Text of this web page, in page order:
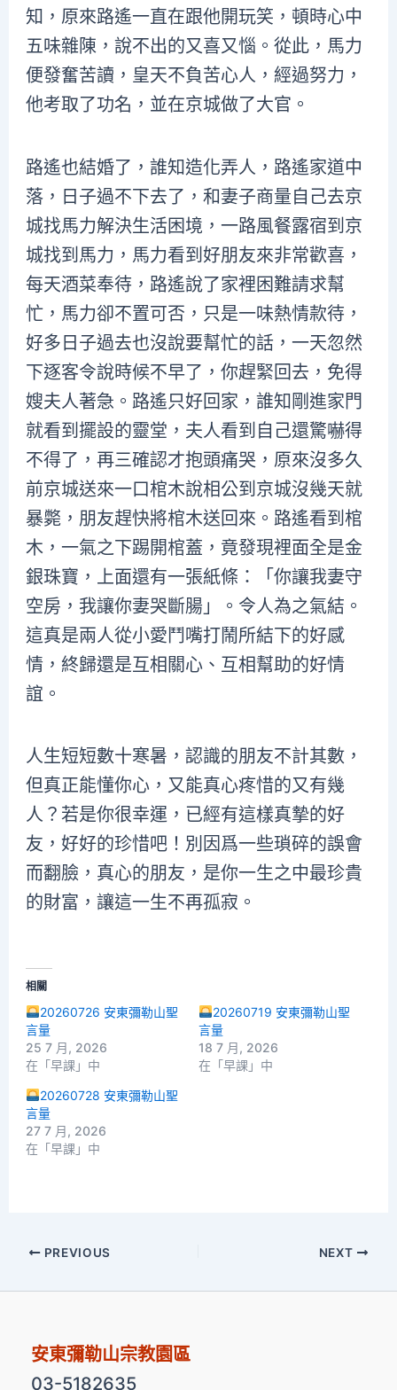
知，原來路遙一直在跟他開玩笑，頓時心中
五味雜陳，說不出的又喜又惱。從此，馬力
便發奮苦讀，皇天不負苦心人，經過努力，
他考取了功名，並在京城做了大官。
路遙也結婚了，誰知造化弄人，路遙家道中
落，日子過不下去了，和妻子商量自己去京
城找馬力解決生活困境，一路風餐露宿到京
城找到馬力，馬力看到好朋友來非常歡喜，
每天酒菜奉待，路遙說了家裡困難請求幫
忙，馬力卻不置可否，只是一味熱情款待，
好多日子過去也沒說要幫忙的話，一天忽然
下逐客令說時候不早了，你趕緊回去，免得
嫂夫人著急。路遙只好回家，誰知剛進家門
就看到擺設的靈堂，夫人看到自己還驚嚇得
不得了，再三確認才抱頭痛哭，原來沒多久
前京城送來一口棺木說相公到京城沒幾天就
暴斃，朋友趕快將棺木送回來。路遙看到棺
木，一氣之下踢開棺蓋，竟發現裡面全是金
銀珠寶，上面還有一張紙條：「你讓我妻守
空房，我讓你妻哭斷腸」。令人為之氣結。
這真是兩人從小愛鬥嘴打鬧所結下的好感
情，終歸還是互相關心、互相幫助的好情
誼。
人生短短數十寒暑，認識的朋友不計其數，
但真正能懂你心，又能真心疼惜的又有幾
人？若是你很幸運，已經有這樣真摯的好
友，好好的珍惜吧！別因爲一些瑣碎的誤會
而翻臉，真心的朋友，是你一生之中最珍貴
的財富，讓這一生不再孤寂。
相關
20260726 安東彌勒山聖
言量
25 7 月, 2026
在「早課」中
20260719 安東彌勒山聖
言量
18 7 月, 2026
在「早課」中
20260728 安東彌勒山聖
言量
27 7 月, 2026
在「早課」中
PREVIOUS NEXT
安東彌勒山宗教園區
03-5182635